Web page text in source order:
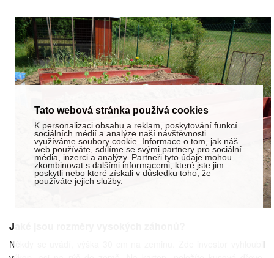
Jaké jsou rozměry vysokých záhonů?
Někdy se uvádí, výška 30 cm na zeminu. Zde investor vyhloubil
Tato webová stránka používá cookies
K personalizaci obsahu a reklam, poskytování funkcí
sociálních médií a analýze naší návštěvnosti
využíváme soubory cookie. Informace o tom, jak náš
web používáte, sdílíme se svými partnery pro sociální
média, inzerci a analýzy. Partneři tyto údaje mohou
zkombinovat s dalšími informacemi, které jste jim
poskytli nebo které získali v důsledku toho, že
používáte jejich služby.